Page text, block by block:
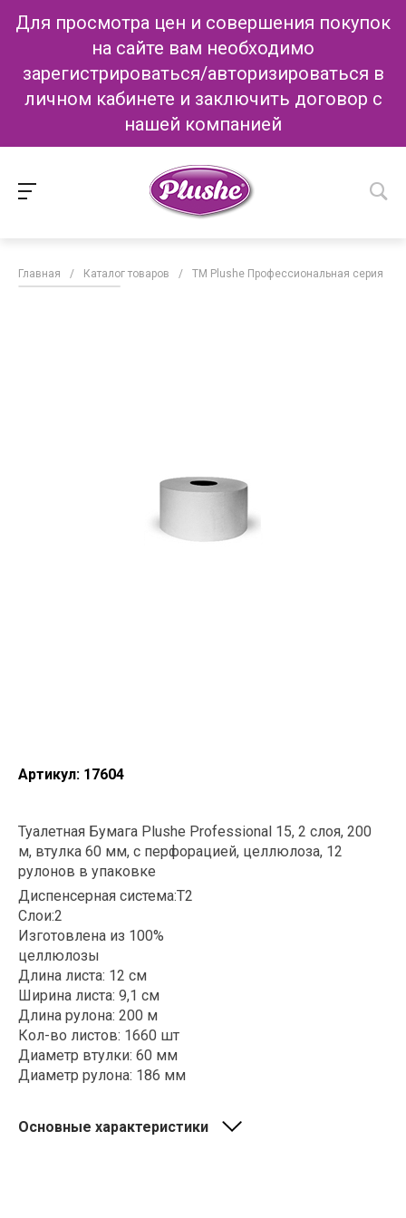
Для просмотра цен и совершения покупок
на сайте вам необходимо
зарегистрироваться/авторизироваться в
личном кабинете и заключить договор с
нашей компанией
Главная / Каталог товаров / ТМ Plushe Профессиональная серия
Артикул: 17604
Туалетная Бумага Plushe Professional 15, 2 слоя, 200
м, втулка 60 мм, с перфорацией, целлюлоза, 12
рулонов в упаковке
Диспенсерная система:Т2
Слои:2
Изготовлена из 100%
целлюлозы
Длина листа: 12 см
Ширина листа: 9,1 см
Длина рулона: 200 м
Кол-во листов: 1660 шт
Диаметр втулки: 60 мм
Диаметр рулона: 186 мм
Основные характеристики